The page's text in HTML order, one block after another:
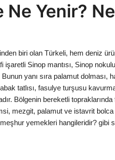
Yenir?
biri olan Türkeli, hem deniz
Sinop mantısı, Sinop
yanı sıra palamut dolması,
tatlısı, fasulye turşusu
Bölgenin bereketli
mezgit, palamut ve istavrit
yemekleri hangileridir? gibi